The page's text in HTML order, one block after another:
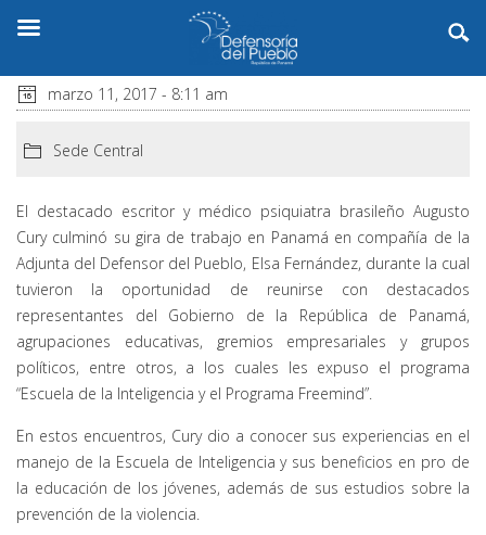
marzo 11, 2017 - 8:11 am
Sede Central
El destacado escritor y médico psiquiatra brasileño Augusto
Cury culminó su gira de trabajo en Panamá en compañía de la
Adjunta del Defensor del Pueblo, Elsa Fernández, durante la cual
tuvieron la oportunidad de reunirse con destacados
representantes del Gobierno de la República de Panamá,
agrupaciones educativas, gremios empresariales y grupos
políticos, entre otros, a los cuales les expuso el programa
“Escuela de la Inteligencia y el Programa Freemind”.
En estos encuentros, Cury dio a conocer sus experiencias en el
manejo de la Escuela de Inteligencia y sus beneficios en pro de
la educación de los jóvenes, además de sus estudios sobre la
prevención de la violencia.